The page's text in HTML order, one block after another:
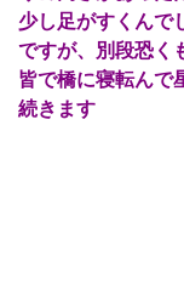
少し足がすくんで
ですが、別段恐く
皆で橋に寝転んで
続きます